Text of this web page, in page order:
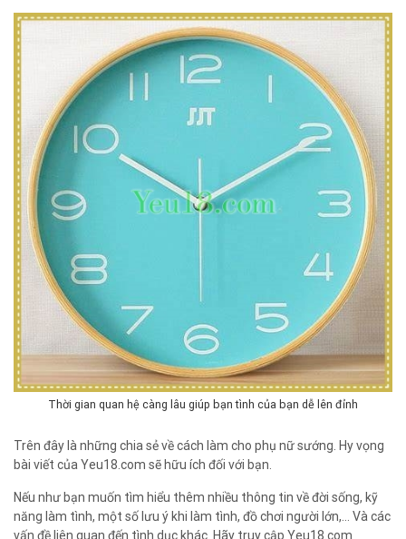
Thời gian quan hệ càng lâu giúp bạn tình của bạn dễ lên đỉnh
Trên đây là những chia sẻ về cách làm cho phụ nữ sướng. Hy vọng
bài viết của Yeu18.com sẽ hữu ích đối với bạn.
Nếu như bạn muốn tìm hiểu thêm nhiều thông tin về đời sống, kỹ
năng làm tình, một số lưu ý khi làm tình, đồ chơi người lớn,… Và các
vấn đề liên quan đến tình dục khác. Hãy truy cập Yeu18.com